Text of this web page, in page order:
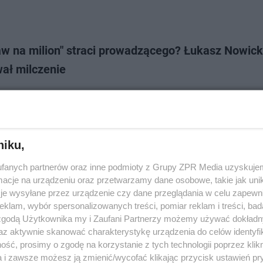
na milion" straci prowadzącego? Łukasz
milczenie
Nowicki poderwał swoją aktualną żonę?
aktualnie trwa w swoim drugim małżeństwie. Ludzie, którzy go
wiedzieć, jak telewizyjna gwiazda potrafiła poderwać swoją aktualną
rozchodzi się o słoik z…
partnerów oraz inne podmioty z Grupy ZPR Media
na urządzeniu oraz przetwarzamy dane osobowe, takie jak
wysyłane przez urządzenie czy dane przeglądania w celu
wybór spersonalizowanych treści, pomiar reklam i treści,
Użytkownika my i Zaufani Partnerzy możemy używać
aktywnie skanować charakterystykę urządzenia do celów
prosimy o zgodę na korzystanie z tych technologii poprzez
i zawsze możesz ją zmienić/wycofać klikając przycisk ustawień